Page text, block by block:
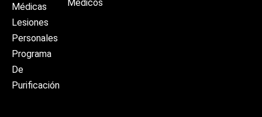
Médicas
Lesiones
Personales
Programa
De
Purificación
Médicos